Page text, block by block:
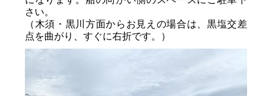
さい。
（木須・黒川方面からお見えの場合は、黒塩交差
点を曲がり、すぐに右折です。）